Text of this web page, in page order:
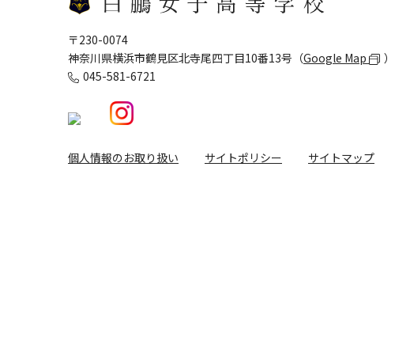
〒230-0074
神奈川県横浜市鶴見区北寺尾四丁目10番13号（Google Map
）
045-581-6721
個人情報のお取り扱い サイトポリシー サイトマップ